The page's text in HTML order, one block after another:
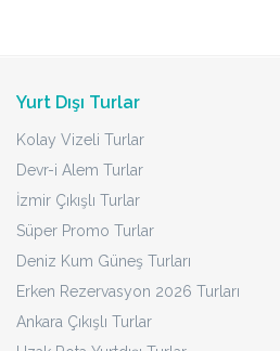
Yurt Dışı Turlar
Kolay Vizeli Turlar
Devr-i Alem Turlar
İzmir Çıkışlı Turlar
Süper Promo Turlar
Deniz Kum Güneş Turları
Erken Rezervasyon 2026 Turları
Ankara Çıkışlı Turlar